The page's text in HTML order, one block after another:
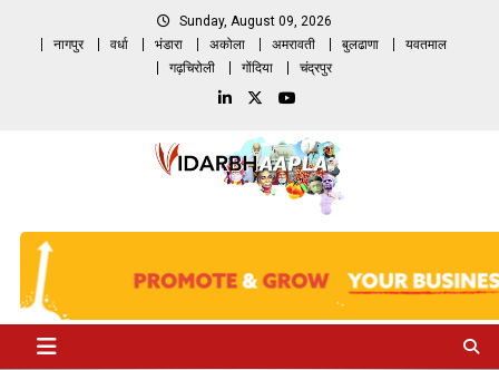
Sunday, August 09, 2026
नागपुर
वर्धा भंडारा अकोला अमरावती बुलढाणा
यवतमाल
गढ़चिरोली
गोंदिया चंद्रपुर